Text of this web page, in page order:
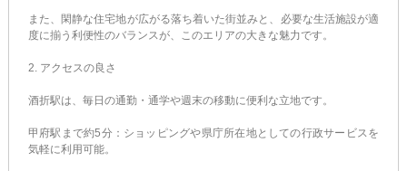
また、閑静な住宅地が広がる落ち着いた街並みと、必要な生活施設が適
度に揃う利便性のバランスが、このエリアの大きな魅力です。
2. アクセスの良さ
酒折駅は、毎日の通勤・通学や週末の移動に便利な立地です。
甲府駅まで約5分：ショッピングや県庁所在地としての行政サービスを
気軽に利用可能。